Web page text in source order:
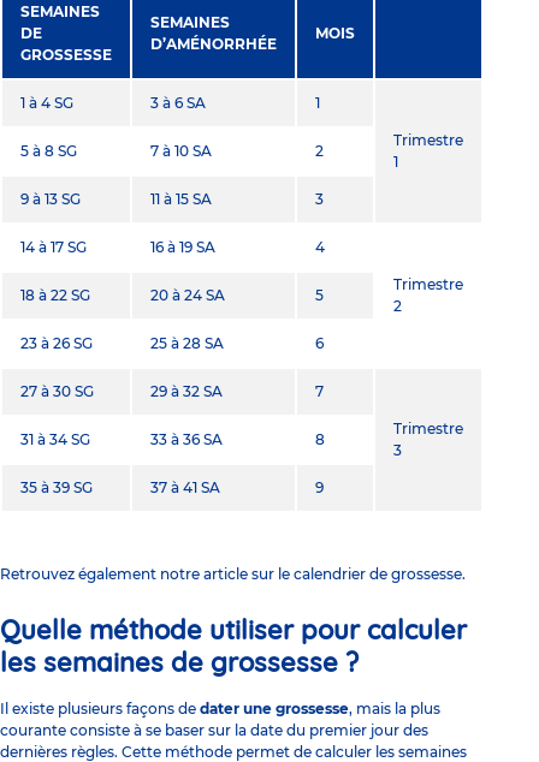
SEMAINES
DE
GROSSESSE
SEMAINES
D’AMÉNORRHÉE
MOIS
1 à 4 SG 3 à 6 SA 1
Trimestre
1
5 à 8 SG 7 à 10 SA 2
9 à 13 SG 11 à 15 SA 3
14 à 17 SG 16 à 19 SA 4
Trimestre
2
18 à 22 SG 20 à 24 SA 5
23 à 26 SG 25 à 28 SA 6
27 à 30 SG 29 à 32 SA 7
Trimestre
3
31 à 34 SG 33 à 36 SA 8
35 à 39 SG 37 à 41 SA 9
Retrouvez également notre article sur le calendrier de grossesse.
Quelle méthode utiliser pour calculer
les semaines de grossesse ?
Il existe plusieurs façons de dater une grossesse, mais la plus
courante consiste à se baser sur la date du premier jour des
dernières règles. Cette méthode permet de calculer les semaines